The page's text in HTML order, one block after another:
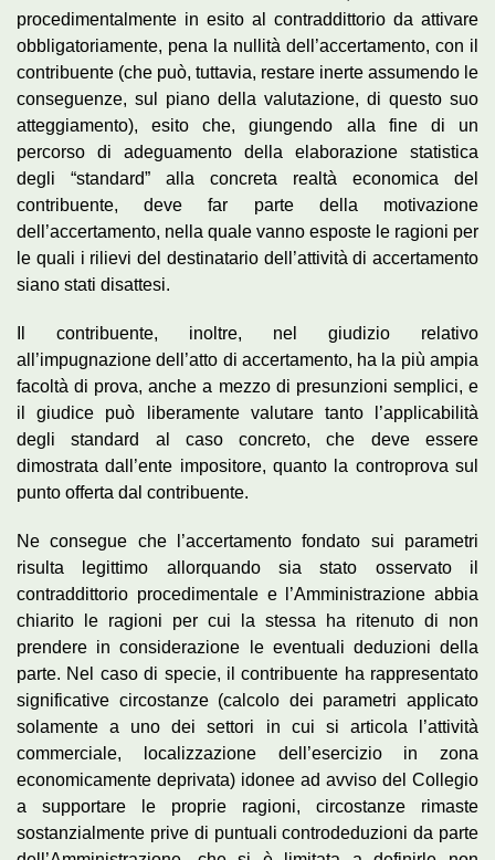
procedimentalmente in esito al contraddittorio da attivare
obbligatoriamente, pena la nullità dell’accertamento, con il
contribuente (che può, tuttavia, restare inerte assumendo le
conseguenze, sul piano della valutazione, di questo suo
atteggiamento), esito che, giungendo alla fine di un
percorso di adeguamento della elaborazione statistica
degli “standard” alla concreta realtà economica del
contribuente, deve far parte della motivazione
dell’accertamento, nella quale vanno esposte le ragioni per
le quali i rilievi del destinatario dell’attività di accertamento
siano stati disattesi.
Il contribuente, inoltre, nel giudizio relativo
all’impugnazione dell’atto di accertamento, ha la più ampia
facoltà di prova, anche a mezzo di presunzioni semplici, e
il giudice può liberamente valutare tanto l’applicabilità
degli standard al caso concreto, che deve essere
dimostrata dall’ente impositore, quanto la controprova sul
punto offerta dal contribuente.
Ne consegue che l’accertamento fondato sui parametri
risulta legittimo allorquando sia stato osservato il
contraddittorio procedimentale e l’Amministrazione abbia
chiarito le ragioni per cui la stessa ha ritenuto di non
prendere in considerazione le eventuali deduzioni della
parte. Nel caso di specie, il contribuente ha rappresentato
significative circostanze (calcolo dei parametri applicato
solamente a uno dei settori in cui si articola l’attività
commerciale, localizzazione dell’esercizio in zona
economicamente deprivata) idonee ad avviso del Collegio
a supportare le proprie ragioni, circostanze rimaste
sostanzialmente prive di puntuali controdeduzioni da parte